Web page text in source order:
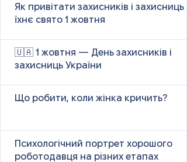
Як привітати захисників і захисниць у
їхнє свято 1 жовтня
🇺🇦 1 жовтня — День захисників і
захисниць України
Що робити, коли жінка кричить?
Психологічний портрет хорошого
роботодавця на різних етапах